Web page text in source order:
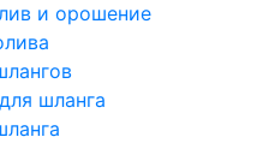
и орошение
шланга